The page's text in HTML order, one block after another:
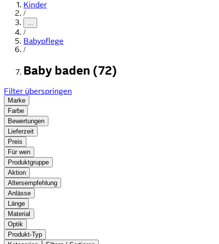
Kinder
/
...
/
Babypflege
/
Baby baden (72)
Filter überspringen
Marke
Farbe
Bewertungen
Lieferzeit
Preis
Für wen
Produktgruppe
Aktion
Altersempfehlung
Anlässe
Länge
Material
Optik
Produkt-Typ